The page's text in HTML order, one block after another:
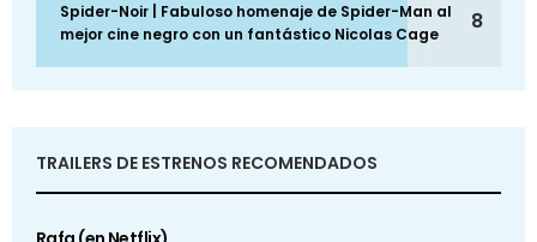
Spider-Noir | Fabuloso homenaje de Spider-Man al
mejor cine negro con un fantástico Nicolas Cage
8
TRAILERS DE ESTRENOS RECOMENDADOS